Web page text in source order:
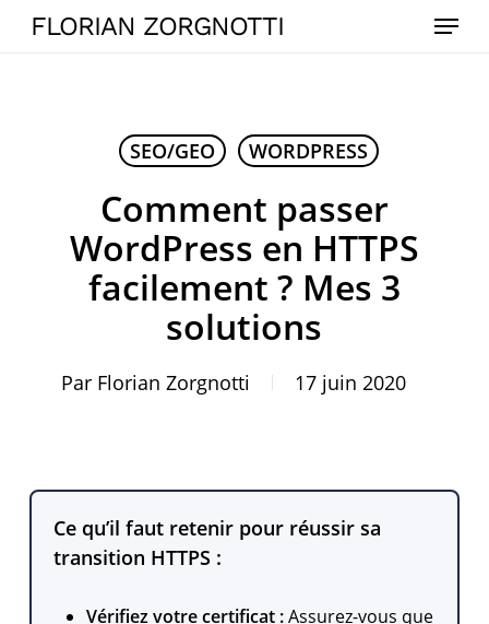
SkipFLORIAN ZORGNOTTI Menu
SEO/GEO WORDPRESS
Comment passer
WordPress en HTTPS
facilement ? Mes 3
solutions
Par Florian Zorgnotti 17 juin 2020
Ce qu’il faut retenir pour réussir sa
transition HTTPS :
Vérifiez votre certificat :Assurez-vous que